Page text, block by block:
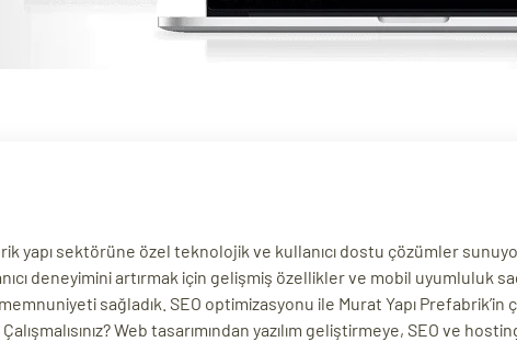
yapı sektörüne özel teknolojik ve kullanıcı dostu çözümler
deneyimini artırmak için gelişmiş özellikler ve mobil uyumluluk
sağladık. SEO optimizasyonu ile Murat Yapı
Web tasarımından yazılım geliştirmeye, SEO ve